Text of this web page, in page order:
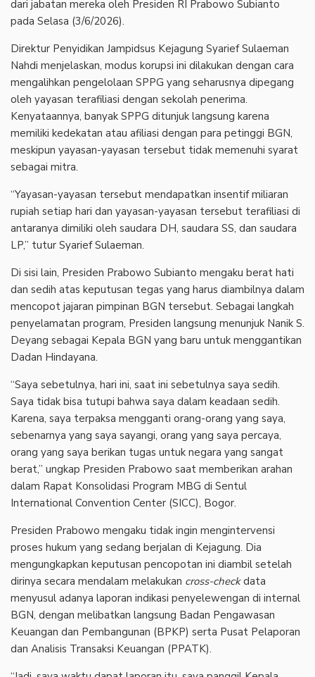
dari jabatan mereka oleh Presiden RI Prabowo Subianto
pada Selasa (3/6/2026).
Direktur Penyidikan Jampidsus Kejagung Syarief Sulaeman
Nahdi menjelaskan, modus korupsi ini dilakukan dengan cara
mengalihkan pengelolaan SPPG yang seharusnya dipegang
oleh yayasan terafiliasi dengan sekolah penerima.
Kenyataannya, banyak SPPG ditunjuk langsung karena
memiliki kedekatan atau afiliasi dengan para petinggi BGN,
meskipun yayasan-yayasan tersebut tidak memenuhi syarat
sebagai mitra.
“Yayasan-yayasan tersebut mendapatkan insentif miliaran
rupiah setiap hari dan yayasan-yayasan tersebut terafiliasi di
antaranya dimiliki oleh saudara DH, saudara SS, dan saudara
LP,” tutur Syarief Sulaeman.
Di sisi lain, Presiden Prabowo Subianto mengaku berat hati
dan sedih atas keputusan tegas yang harus diambilnya dalam
mencopot jajaran pimpinan BGN tersebut. Sebagai langkah
penyelamatan program, Presiden langsung menunjuk Nanik S.
Deyang sebagai Kepala BGN yang baru untuk menggantikan
Dadan Hindayana.
“Saya sebetulnya, hari ini, saat ini sebetulnya saya sedih.
Saya tidak bisa tutupi bahwa saya dalam keadaan sedih.
Karena, saya terpaksa mengganti orang-orang yang saya,
sebenarnya yang saya sayangi, orang yang saya percaya,
orang yang saya berikan tugas untuk negara yang sangat
berat,” ungkap Presiden Prabowo saat memberikan arahan
dalam Rapat Konsolidasi Program MBG di Sentul
International Convention Center (SICC), Bogor.
Presiden Prabowo mengaku tidak ingin mengintervensi
proses hukum yang sedang berjalan di Kejagung. Dia
mengungkapkan keputusan pencopotan ini diambil setelah
dirinya secara mendalam melakukan cross-checkdata
menyusul adanya laporan indikasi penyelewengan di internal
BGN, dengan melibatkan langsung Badan Pengawasan
Keuangan dan Pembangunan (BPKP) serta Pusat Pelaporan
dan Analisis Transaksi Keuangan (PPATK).